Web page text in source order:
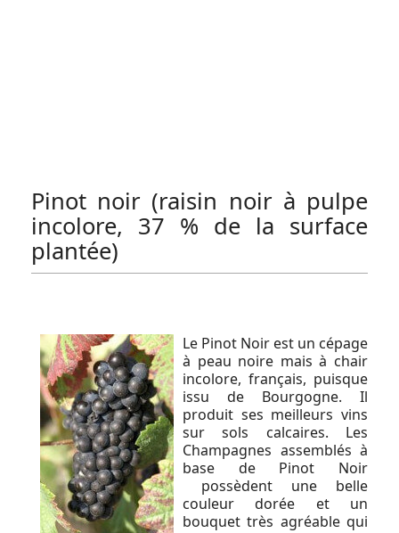
Pinot noir (raisin noir à pulpe
incolore, 37 % de la surface
plantée)
Le Pinot Noir est un cépage
à peau noire mais à chair
incolore, français, puisque
issu de Bourgogne. Il
produit ses meilleurs vins
sur sols calcaires. Les
Champagnes assemblés à
base de Pinot Noir
possèdent une belle
couleur dorée et un
bouquet très agréable qui